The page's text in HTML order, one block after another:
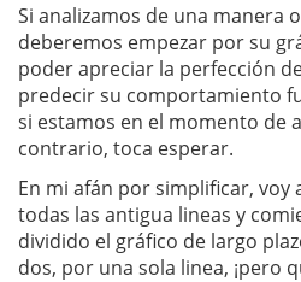
Si analizamos de una manera
deberemos empezar por su
poder apreciar la perfección
predecir su comportamiento
si estamos en el momento de
contrario, toca esperar.
En mi afán por simplificar,
todas las antigua lineas y
dividido el gráfico de largo
dos, por una sola linea, ¡pero